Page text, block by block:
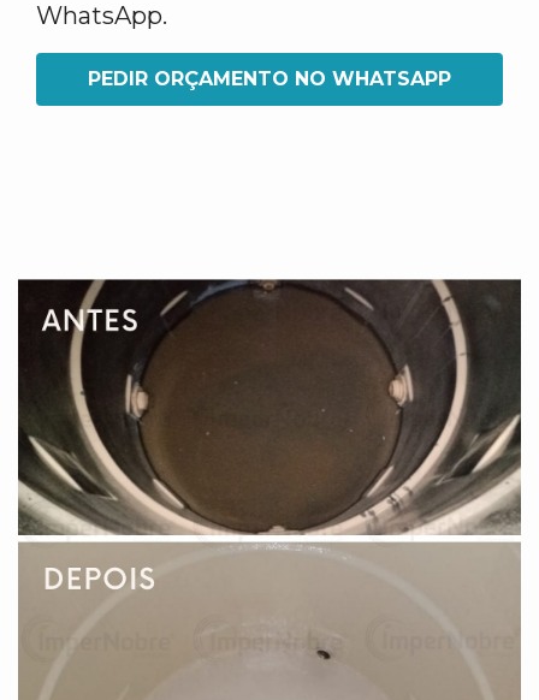
WhatsApp.
PEDIR ORÇAMENTO NO WHATSAPP